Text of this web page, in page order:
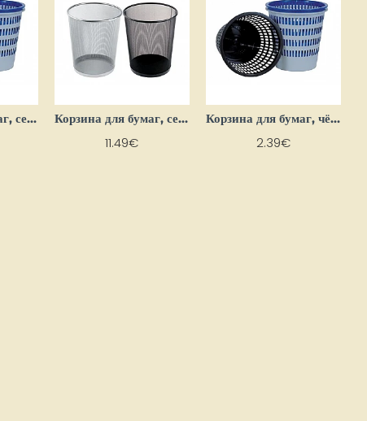
Корзина для бумаг, серая Корзина для бумаг, серебристая
11.49€
Корзина для бумаг, чёрная
2.39€